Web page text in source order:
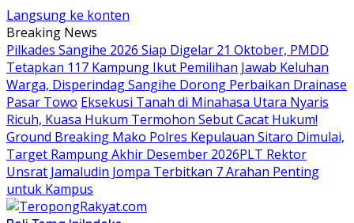
Langsung ke konten
Breaking News
Pilkades Sangihe 2026 Siap Digelar 21 Oktober, PMDD
Tetapkan 117 Kampung Ikut Pemilihan Jawab Keluhan
Warga, Disperindag Sangihe Dorong Perbaikan Drainase
Pasar Towo Eksekusi Tanah di Minahasa Utara Nyaris
Ricuh, Kuasa Hukum Termohon Sebut Cacat Hukum!
Ground Breaking Mako Polres Kepulauan Sitaro Dimulai,
Target Rampung Akhir Desember 2026​PLT Rektor
Unsrat Jamaludin Jompa Terbitkan 7 Arahan Penting
untuk Kampus